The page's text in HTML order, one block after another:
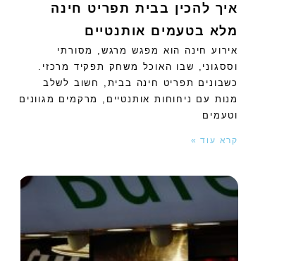
איך להכין בבית תפריט חינה
מלא בטעמים אותנטיים
אירוע חינה הוא מפגש מרגש, מסורתי
וססגוני, שבו האוכל משחק תפקיד מרכזי.
כשבונים תפריט חינה בבית, חשוב לשלב
מנות עם ניחוחות אותנטיים, מרקמים מגוונים
וטעמים
קרא עוד »